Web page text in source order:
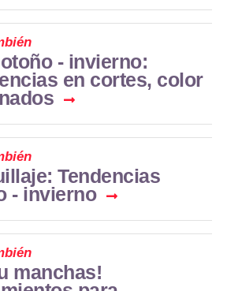
- invierno:
en cortes, color
Tendencias
- invierno
manchas!